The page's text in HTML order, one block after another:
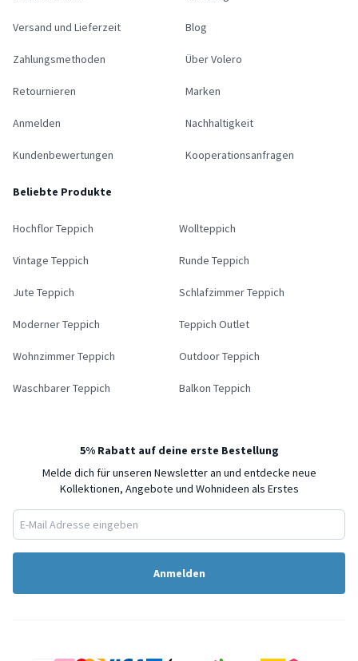
Versand und Lieferzeit
Zahlungsmethoden
Retournieren
Anmelden
Kundenbewertungen
Blog
Über Volero
Marken
Nachhaltigkeit
Kooperationsanfragen
Beliebte Produkte
Hochflor Teppich Wollteppich
Vintage Teppich Runde Teppich
Jute Teppich Schlafzimmer Teppich
Moderner Teppich Teppich Outlet
Wohnzimmer Teppich Outdoor Teppich
Waschbarer Teppich Balkon Teppich
5% Rabatt auf deine erste Bestellung
Melde dich für unseren Newsletter an und entdecke neue
Kollektionen, Angebote und Wohnideen als Erstes
Anmelden